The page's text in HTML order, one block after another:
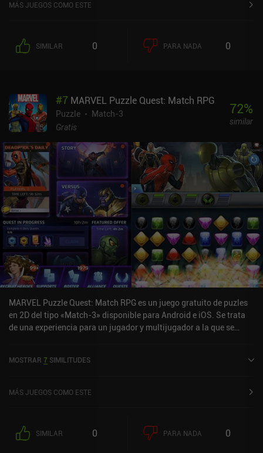
MÁS JUEGOS COMO ESTE
SIMILAR 0 PARA NADA 0
#7 MARVEL Puzzle Quest: Match RPG
Puzzle
Match-3
Gratis
72%
similar
MARVEL Puzzle Quest: Match RPG es un juego gratuito de puzles
en 2D del tipo «Match-3» disponible para Android e iOS. Se trata
de una experiencia para un jugador y multijugador a la que se
Quest: Match RPG se lanzó en agosto de 2013 y tiene actualmente
en la App Store de iOS.
MOSTRAR 7 SIMILITUDES
MÁS JUEGOS COMO ESTE
SIMILAR 0 PARA NADA 0